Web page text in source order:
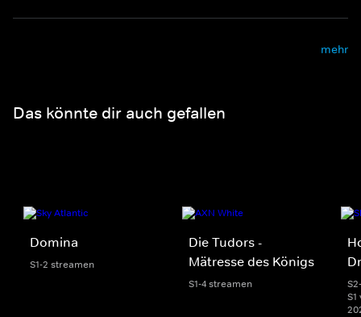
mehr
Das könnte dir auch gefallen
Domina
S1-2 streamen
Die Tudors -
Mätresse des Königs
S1-4 streamen